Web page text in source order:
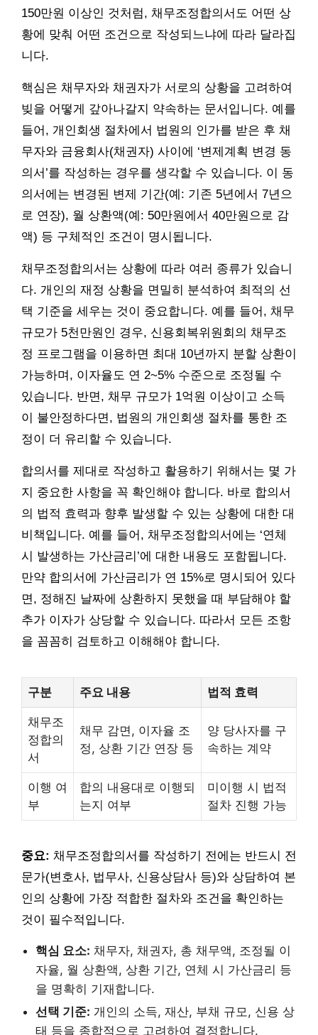
150만원 이상인 것처럼, 채무조정합의서도 어떤 상
황에 맞춰 어떤 조건으로 작성되느냐에 따라 달라집
니다.
핵심은 채무자와 채권자가 서로의 상황을 고려하여
빚을 어떻게 갚아나갈지 약속하는 문서입니다. 예를
들어, 개인회생 절차에서 법원의 인가를 받은 후 채
무자와 금융회사(채권자) 사이에 ‘변제계획 변경 동
의서’를 작성하는 경우를 생각할 수 있습니다. 이 동
의서에는 변경된 변제 기간(예: 기존 5년에서 7년으
로 연장), 월 상환액(예: 50만원에서 40만원으로 감
액) 등 구체적인 조건이 명시됩니다.
채무조정합의서는 상황에 따라 여러 종류가 있습니
다. 개인의 재정 상황을 면밀히 분석하여 최적의 선
택 기준을 세우는 것이 중요합니다. 예를 들어, 채무
규모가 5천만원인 경우, 신용회복위원회의 채무조
정 프로그램을 이용하면 최대 10년까지 분할 상환이
가능하며, 이자율도 연 2~5% 수준으로 조정될 수
있습니다. 반면, 채무 규모가 1억원 이상이고 소득
이 불안정하다면, 법원의 개인회생 절차를 통한 조
정이 더 유리할 수 있습니다.
합의서를 제대로 작성하고 활용하기 위해서는 몇 가
지 중요한 사항을 꼭 확인해야 합니다. 바로 합의서
의 법적 효력과 향후 발생할 수 있는 상황에 대한 대
비책입니다. 예를 들어, 채무조정합의서에는 ‘연체
시 발생하는 가산금리’에 대한 내용도 포함됩니다.
만약 합의서에 가산금리가 연 15%로 명시되어 있다
면, 정해진 날짜에 상환하지 못했을 때 부담해야 할
추가 이자가 상당할 수 있습니다. 따라서 모든 조항
을 꼼꼼히 검토하고 이해해야 합니다.
구분 주요 내용 법적 효력
채무조
정합의
서
채무 감면, 이자율 조
정, 상환 기간 연장 등
양 당사자를 구
속하는 계약
이행 여
부
합의 내용대로 이행되
는지 여부
미이행 시 법적
절차 진행 가능
중요: 채무조정합의서를 작성하기 전에는 반드시 전
문가(변호사, 법무사, 신용상담사 등)와 상담하여 본
인의 상황에 가장 적합한 절차와 조건을 확인하는
것이 필수적입니다.
핵심 요소: 채무자, 채권자, 총 채무액, 조정될 이
자율, 월 상환액, 상환 기간, 연체 시 가산금리 등
을 명확히 기재합니다.
선택 기준: 개인의 소득, 재산, 부채 규모, 신용 상
태 등을 종합적으로 고려하여 결정합니다.